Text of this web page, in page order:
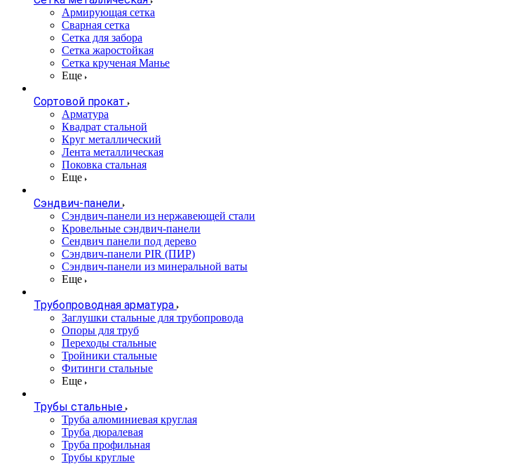
Армирующая сетка
Сварная сетка
Сетка для забора
Сетка жаростойкая
Сетка крученая Манье
Еще
Сортовой прокат
Арматура
Квадрат стальной
Круг металлический
Лента металлическая
Поковка стальная
Еще
Сэндвич-панели
Cэндвич-панели из нержавеющей стали
Кровельные сэндвич-панели
Сендвич панели под дерево
Сэндвич-панели PIR (ПИР)
Сэндвич-панели из минеральной ваты
Еще
Трубопроводная арматура
Заглушки стальные для трубопровода
Опоры для труб
Переходы стальные
Тройники стальные
Фитинги стальные
Еще
Трубы стальные
Труба алюминиевая круглая
Труба дюралевая
Труба профильная
Трубы круглые